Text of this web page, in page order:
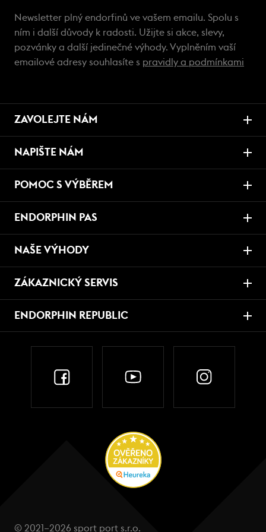
Newsletter plný endorfinů ve vašem emailu. Spolu s
ním i další důvody k radosti. Užijte si akce, slevy,
pozvánky a další jedinečné výhody. Vyplněním vaší
emailové adresy souhlasíte s pravidly a podmínkami
ZAVOLEJTE NÁM
NAPIŠTE NÁM
POMOC S VÝBĚREM
ENDORPHIN PAS
NAŠE VÝHODY
ZÁKAZNICKÝ SERVIS
ENDORPHIN REPUBLIC
© 2021–2026 sport port s.r.o.